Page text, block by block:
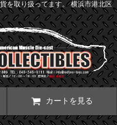
を取り扱ってます。 横浜市港北区
カートを見る